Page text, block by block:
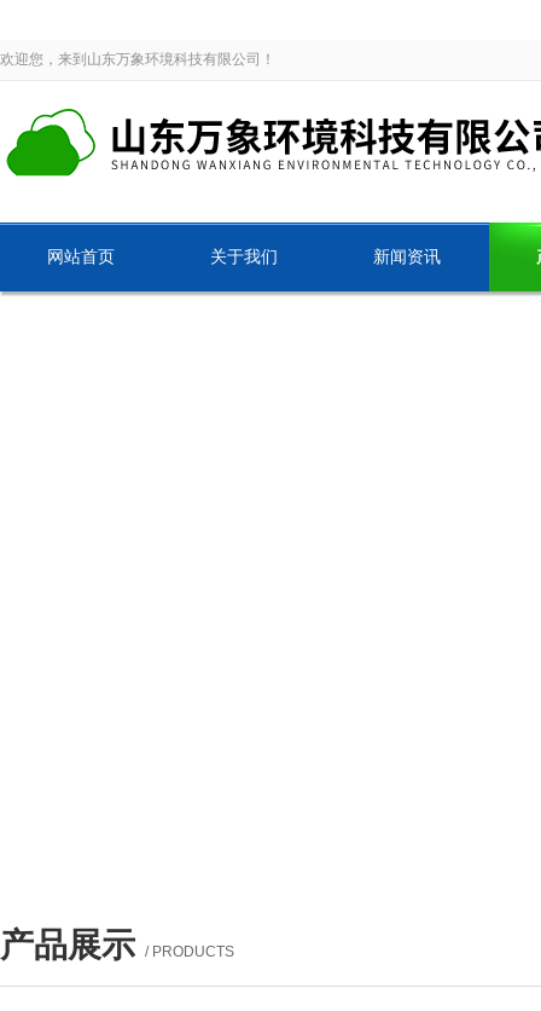
欢迎您，来到山东万象环境科技有限公司！
网站首页 关于我们 新闻资讯
产品展示 / PRODUCTS